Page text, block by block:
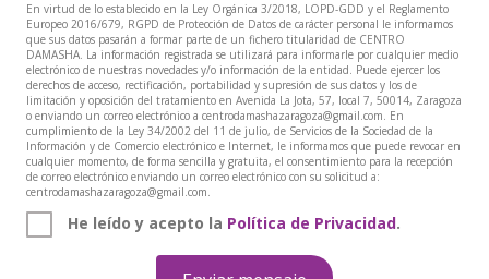
En virtud de lo establecido en la Ley Orgánica 3/2018, LOPD-GDD y el Reglamento
Europeo 2016/679, RGPD de Protección de Datos de carácter personal le informamos
que sus datos pasarán a formar parte de un fichero titularidad de CENTRO
DAMASHA. La información registrada se utilizará para informarle por cualquier medio
electrónico de nuestras novedades y/o información de la entidad. Puede ejercer los
derechos de acceso, rectificación, portabilidad y supresión de sus datos y los de
limitación y oposición del tratamiento en Avenida La Jota, 57, local 7, 50014, Zaragoza
o enviando un correo electrónico a centrodamashazaragoza@gmail.com. En
cumplimiento de la Ley 34/2002 del 11 de julio, de Servicios de la Sociedad de la
Información y de Comercio electrónico e Internet, le informamos que puede revocar en
cualquier momento, de forma sencilla y gratuita, el consentimiento para la recepción
de correo electrónico enviando un correo electrónico con su solicitud a:
centrodamashazaragoza@gmail.com.
He leído y acepto la Política de Privacidad.